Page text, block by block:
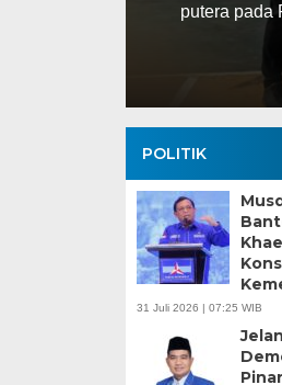
putera pada
POLITIK
31 Juli 2026 | 07:25 WIB